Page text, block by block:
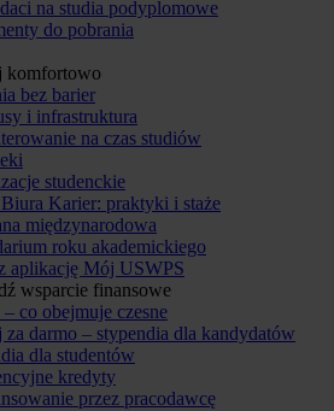
na studia podyplomowe
do pobrania
komfortowo
bez barier
i infrastruktura
na czas studiów
studenckie
Karier: praktyki i staże
międzynarodowa
roku akademickiego
aplikację Mój USWPS
wsparcie finansowe
– co obejmuje czesne
za darmo – stypendia dla kandydatów
dla studentów
kredyty
przez pracodawcę